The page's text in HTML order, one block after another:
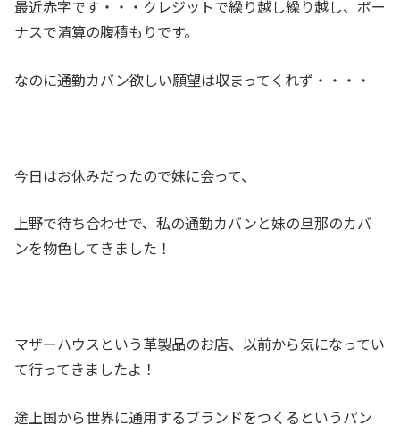
最近赤字です・・・クレジットで繰り越し繰り越し、ボー
ナスで清算の腹積もりです。
なのに通勤カバン欲しい願望は収まってくれず・・・・
今日はお休みだったので妹に会って、
上野で待ち合わせで、私の通勤カバンと妹の旦那のカバ
ンを物色してきました！
マザーハウスという革製品のお店、以前から気になってい
て行ってきましたよ！
途上国から世界に通用するブランドをつくるというパン